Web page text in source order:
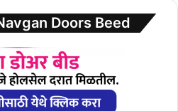
Doors Beed